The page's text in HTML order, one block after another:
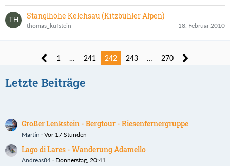
Stanglhöhe Kelchsau (Kitzbühler Alpen)
thomas_kufstein 18. Februar 2010
1 … 241 242 243 … 270
Letzte Beiträge
Großer Lenkstein - Bergtour - Riesenfernergruppe
Martin Vor 17 Stunden
Lago di Lares - Wanderung Adamello
Andreas84 Donnerstag, 20:41